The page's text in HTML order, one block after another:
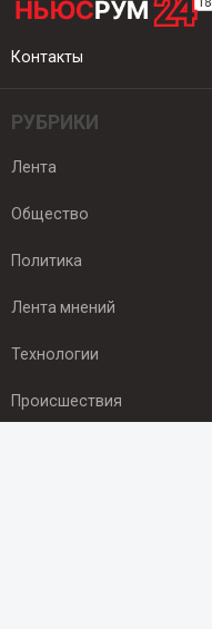
Контакты
РУБРИКИ
Лента
Общество
Политика
Лента мнений
Технологии
Происшествия